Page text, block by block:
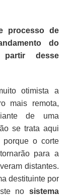
processo de
do
desse
otimista a
mais remota,
de uma
se trata aqui
porque o corte
para a
distantes.
destituinte por
no sistema